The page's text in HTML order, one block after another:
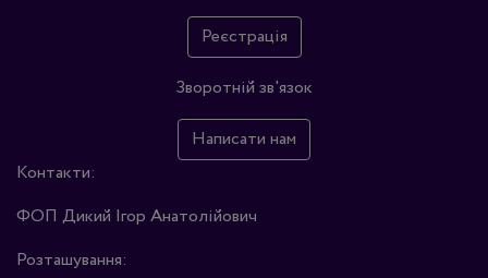
Реєстрація
Зворотній зв'язок
Написати нам
Контакти:
ФОП Дикий Ігор Анатолійович
Розташування: